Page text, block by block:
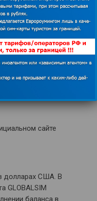
EuropaSim?
сайте
долларах США. В
баланса в